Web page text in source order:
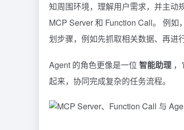
知周围环境，理解用户需求，并主动
MCP Server 和 Function Call。 例
划步骤，例如先抓取相关数据、再进
Agent 的角色更像是一位 智能助理
起来，协同完成复杂的任务流程。